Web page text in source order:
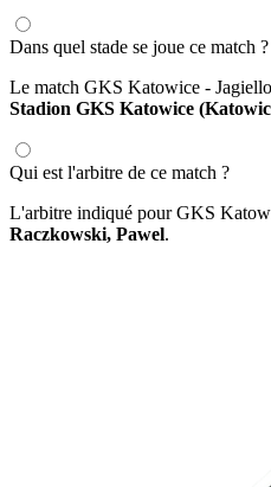
Dans quel stade se joue ce match ?
Le match GKS Katowice -
Stadion GKS Katowice
Qui est l'arbitre de ce match ?
L'arbitre indiqué pour GKS
Raczkowski, Pawel.